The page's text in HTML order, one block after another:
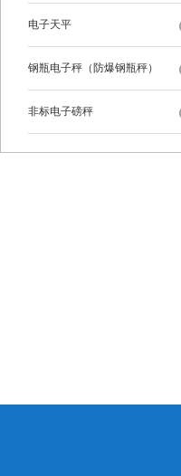
电子天平
钢瓶电子秤（防爆钢瓶秤）
非标电子磅秤